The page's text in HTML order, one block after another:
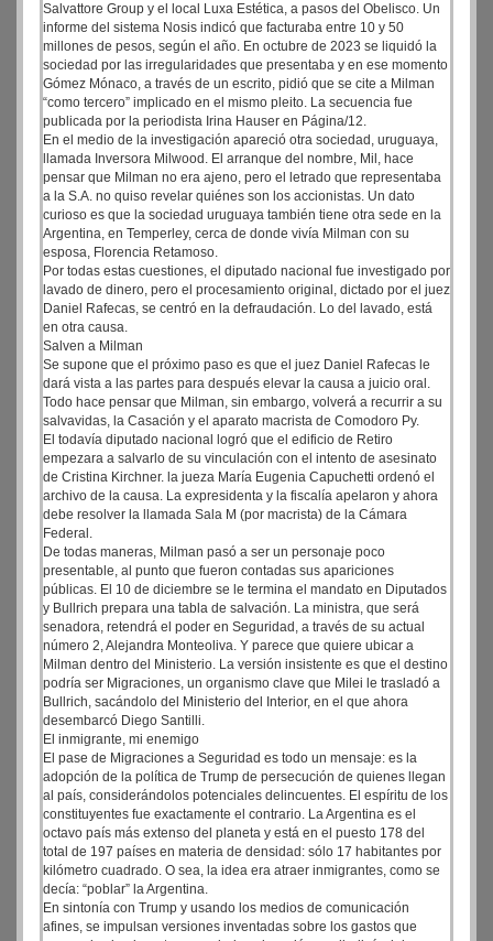
Salvattore Group y el local Luxa Estética, a pasos del Obelisco. Un
informe del sistema Nosis indicó que facturaba entre 10 y 50
millones de pesos, según el año. En octubre de 2023 se liquidó la
sociedad por las irregularidades que presentaba y en ese momento
Gómez Mónaco, a través de un escrito, pidió que se cite a Milman
“como tercero” implicado en el mismo pleito. La secuencia fue
publicada por la periodista Irina Hauser en Página/12.
En el medio de la investigación apareció otra sociedad, uruguaya,
llamada Inversora Milwood. El arranque del nombre, Mil, hace
pensar que Milman no era ajeno, pero el letrado que representaba
a la S.A. no quiso revelar quiénes son los accionistas. Un dato
curioso es que la sociedad uruguaya también tiene otra sede en la
Argentina, en Temperley, cerca de donde vivía Milman con su
esposa, Florencia Retamoso.
Por todas estas cuestiones, el diputado nacional fue investigado por
lavado de dinero, pero el procesamiento original, dictado por el juez
Daniel Rafecas, se centró en la defraudación. Lo del lavado, está
en otra causa.
Salven a Milman
Se supone que el próximo paso es que el juez Daniel Rafecas le
dará vista a las partes para después elevar la causa a juicio oral.
Todo hace pensar que Milman, sin embargo, volverá a recurrir a su
salvavidas, la Casación y el aparato macrista de Comodoro Py.
El todavía diputado nacional logró que el edificio de Retiro
empezara a salvarlo de su vinculación con el intento de asesinato
de Cristina Kirchner. la jueza María Eugenia Capuchetti ordenó el
archivo de la causa. La expresidenta y la fiscalía apelaron y ahora
debe resolver la llamada Sala M (por macrista) de la Cámara
Federal.
De todas maneras, Milman pasó a ser un personaje poco
presentable, al punto que fueron contadas sus apariciones
públicas. El 10 de diciembre se le termina el mandato en Diputados
y Bullrich prepara una tabla de salvación. La ministra, que será
senadora, retendrá el poder en Seguridad, a través de su actual
número 2, Alejandra Monteoliva. Y parece que quiere ubicar a
Milman dentro del Ministerio. La versión insistente es que el destino
podría ser Migraciones, un organismo clave que Milei le trasladó a
Bullrich, sacándolo del Ministerio del Interior, en el que ahora
desembarcó Diego Santilli.
El inmigrante, mi enemigo
El pase de Migraciones a Seguridad es todo un mensaje: es la
adopción de la política de Trump de persecución de quienes llegan
al país, considerándolos potenciales delincuentes. El espíritu de los
constituyentes fue exactamente el contrario. La Argentina es el
octavo país más extenso del planeta y está en el puesto 178 del
total de 197 países en materia de densidad: sólo 17 habitantes por
kilómetro cuadrado. O sea, la idea era atraer inmigrantes, como se
decía: “poblar” la Argentina.
En sintonía con Trump y usando los medios de comunicación
afines, se impulsan versiones inventadas sobre los gastos que